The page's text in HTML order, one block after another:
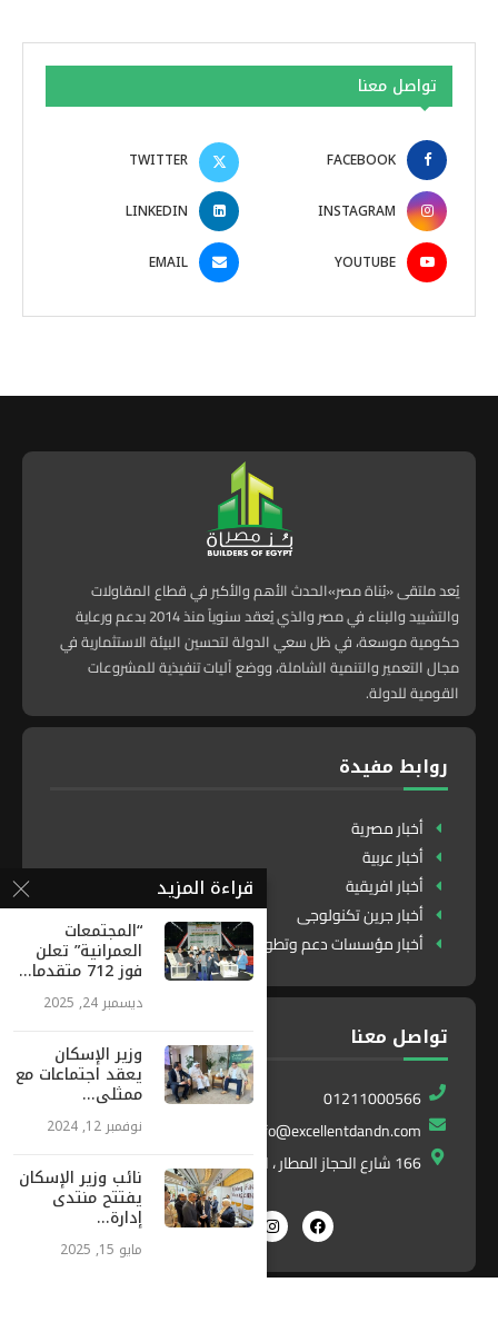
تواصل معنا
FACEBOOK
TWITTER
INSTAGRAM
LINKEDIN
YOUTUBE
EMAIL
يُعد ملتقى «بُناة مصر»الحدث الأهم والأكبر في قطاع المقاولات
والتشييد والبناء في مصر والذي يُعقد سنوياً منذ 2014 بدعم ورعاية
حكومية موسعة، في ظل سعي الدولة لتحسين البيئة الاستثمارية في
مجال التعمير والتنمية الشاملة، ووضع آليات تنفيذية للمشروعات
القومية للدولة.
روابط مفيدة
أخبار مصرية
أخبار عربية
أخبار افريقية
أخبار جرين تكنولوجى
أخبار مؤسسات دعم وتطوير
تواصل معنا
01211000566
info@excellentdandn.com
166 شارع الحجاز المطار ، النزهة ، القاهرة ، مصر
قراءة المزيد
“المجتمعات
العمرانية” تعلن
فوز 712 متقدما...
ديسمبر 24, 2025
وزير الإسكان
يعقد اجتماعات مع
ممثلى...
نوفمبر 12, 2024
نائب وزير الإسكان
يفتتح منتدى
إدارة...
مايو 15, 2025